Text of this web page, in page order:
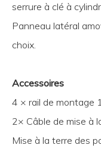
serrure à clé à
Panneau latéral
choix.
Accessoires
4 × rail de montage
2× Câble de mise à
Mise à la terre des